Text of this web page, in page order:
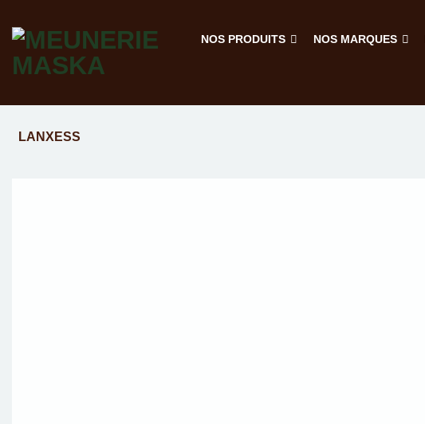
au
contenu
NOS PRODUITS NOS MARQUES
LANXESS